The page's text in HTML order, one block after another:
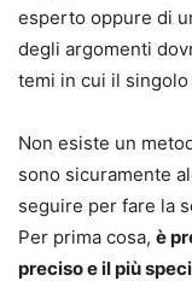
esperto oppure di
degli argomenti
temi in cui il
Non esiste un
sono sicuramente
seguire per fare la
Per prima cosa, è
preciso e il più